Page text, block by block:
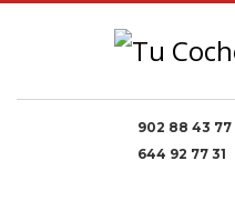
902 88 43 77
644 92 77 31